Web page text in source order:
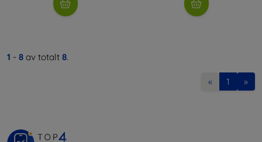
1 - 8 av totalt 8.
« 1 »